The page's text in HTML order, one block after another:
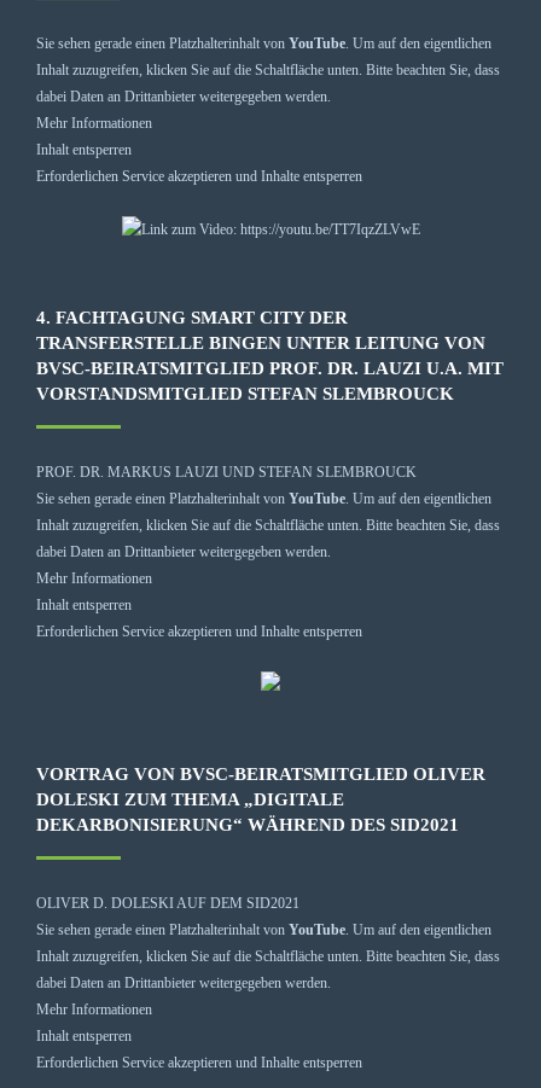
Sie sehen gerade einen Platzhalterinhalt von YouTube. Um auf den eigentlichen
Inhalt zuzugreifen, klicken Sie auf die Schaltfläche unten. Bitte beachten Sie, dass
dabei Daten an Drittanbieter weitergegeben werden.
Mehr Informationen
Inhalt entsperren
Erforderlichen Service akzeptieren und Inhalte entsperren
4. FACHTAGUNG SMART CITY DER
TRANSFERSTELLE BINGEN UNTER LEITUNG VON
BVSC-BEIRATSMITGLIED PROF. DR. LAUZI U.A. MIT
VORSTANDSMITGLIED STEFAN SLEMBROUCK
PROF. DR. MARKUS LAUZI UND STEFAN SLEMBROUCK
Sie sehen gerade einen Platzhalterinhalt von YouTube. Um auf den eigentlichen
Inhalt zuzugreifen, klicken Sie auf die Schaltfläche unten. Bitte beachten Sie, dass
dabei Daten an Drittanbieter weitergegeben werden.
Mehr Informationen
Inhalt entsperren
Erforderlichen Service akzeptieren und Inhalte entsperren
VORTRAG VON BVSC-BEIRATSMITGLIED OLIVER
DOLESKI ZUM THEMA „DIGITALE
DEKARBONISIERUNG“ WÄHREND DES SID2021
OLIVER D. DOLESKI AUF DEM SID2021
Sie sehen gerade einen Platzhalterinhalt von YouTube. Um auf den eigentlichen
Inhalt zuzugreifen, klicken Sie auf die Schaltfläche unten. Bitte beachten Sie, dass
dabei Daten an Drittanbieter weitergegeben werden.
Mehr Informationen
Inhalt entsperren
Erforderlichen Service akzeptieren und Inhalte entsperren